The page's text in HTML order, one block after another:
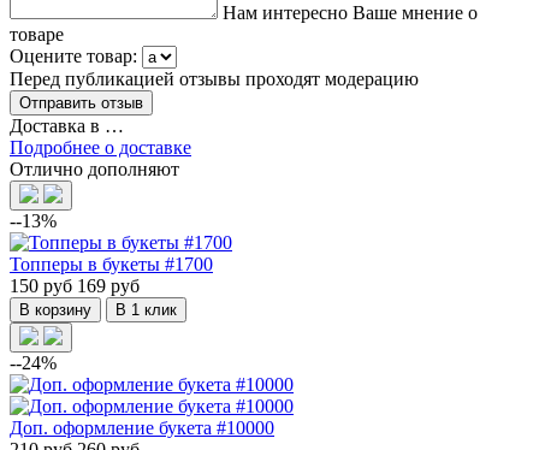
Нам интересно Ваше мнение о
товаре
Оцените товар:
Перед публикацией отзывы проходят модерацию
Доставка в …
Подробнее о доставке
Отлично дополняют
--13%
Топперы в букеты #1700
150 руб 169 руб
В корзину В 1 клик
--24%
Доп. оформление букета #10000